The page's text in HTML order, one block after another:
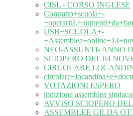
CISL - CORSO INGLESE
Contratto+scuola+-
USB+SCUOLA+-
NEO-ASSUNTI- ANNO
SCIOPERO DEL 04
CIRCOLARE
VOTAZIONI ESPERO
indizione assemblea
AVVISO SCIOPERO
ASSEMBLEE GILDA